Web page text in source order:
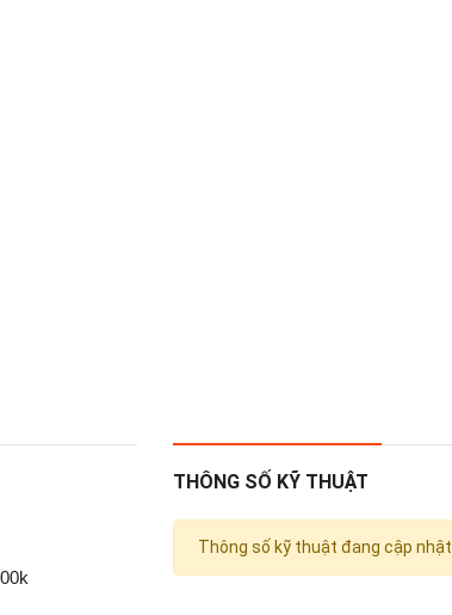
THÔNG SỐ KỸ THUẬT
Thông số kỹ thuật đang cập nhật.